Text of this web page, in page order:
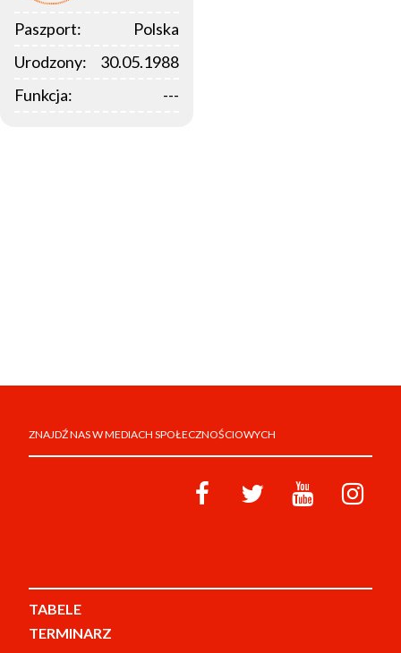
Paszport:
Polska
Urodzony:
30.05.1988
Funkcja:
---
ZNAJDŹ NAS W MEDIACH SPOŁECZNOŚCIOWYCH
TABELE
TERMINARZ